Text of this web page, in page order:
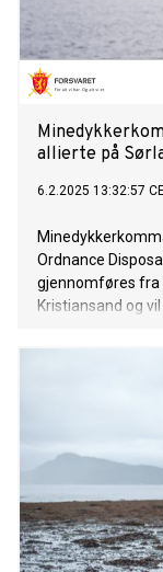
allierte på
6.2.2025 13:32:57
Ordnance
gjennomføres fra
Kristiansand og